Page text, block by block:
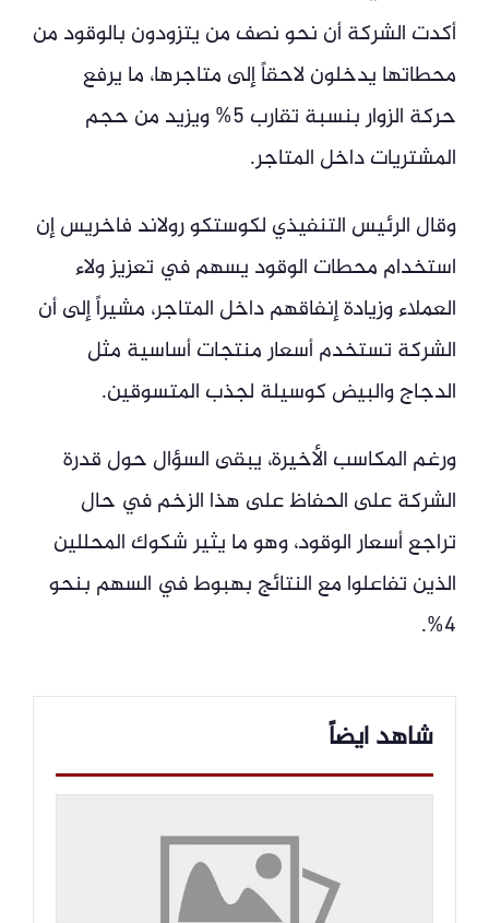
أكدت الشركة أن نحو نصف من يتزودون بالوقود من
محطاتها يدخلون لاحقاً إلى متاجرها، ما يرفع
حركة الزوار بنسبة تقارب 5% ويزيد من حجم
المشتريات داخل المتاجر.
وقال الرئيس التنفيذي لكوستكو رولاند فاخريس إن
استخدام محطات الوقود يسهم في تعزيز ولاء
العملاء وزيادة إنفاقهم داخل المتاجر، مشيراً إلى أن
الشركة تستخدم أسعار منتجات أساسية مثل
الدجاج والبيض كوسيلة لجذب المتسوقين.
ورغم المكاسب الأخيرة، يبقى السؤال حول قدرة
الشركة على الحفاظ على هذا الزخم في حال
تراجع أسعار الوقود، وهو ما يثير شكوك المحللين
الذين تفاعلوا مع النتائج بهبوط في السهم بنحو
4%.
شاهد ايضاً